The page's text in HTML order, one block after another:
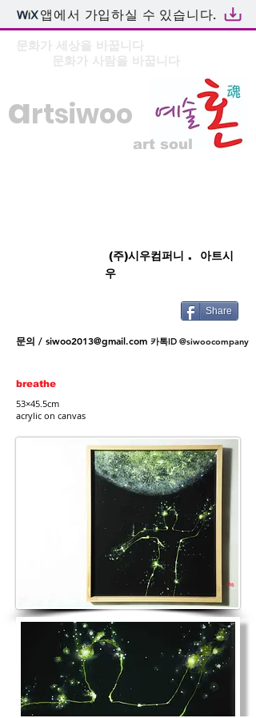
앱에서 가입하실 수 있습니다.
문화가 세상을 바꿉니다
문화가 사람을 바꿉니다
artsiwoo
art soul
(주)시우컴퍼니 . 아트시
우
Share
문의 / siwoo2013@gmail.com 카톡ID @siwoocompany
breathe
53×45.5cm
acrylic on canvas